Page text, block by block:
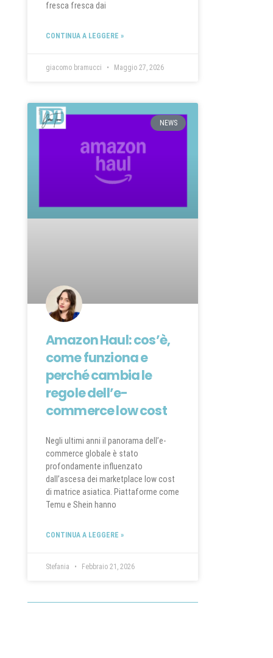
fresca fresca dai
CONTINUA A LEGGERE »
giacomo bramucci Maggio 27, 2026
NEWS
Amazon Haul: cos’è,
come funziona e
perché cambia le
regole dell’e-
commerce low cost
Negli ultimi anni il panorama dell’e-
commerce globale è stato
profondamente influenzato
dall’ascesa dei marketplace low cost
di matrice asiatica. Piattaforme come
Temu e Shein hanno
CONTINUA A LEGGERE »
Stefania Febbraio 21, 2026